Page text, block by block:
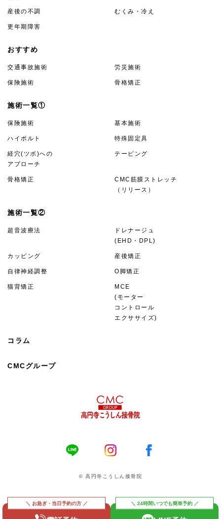
産後の不調 むくみ・冷え
更年期障害
おすすめ
交通事故施術 労災施術
保険施術 骨格矯正
施術一覧①
保険施術 基本施術
ハイボルト 特殊固定具
経穴(ツボ)への
アプローチ
テーピング
骨格矯正
CMC筋膜ストレッチ
（リリース）
施術一覧②
超音波療法
ドレナージュ
(EHD・DPL)
カッピング 産後矯正
自律神経調整 O脚矯正
猫背矯正
MCE
(モーター
コントロール
エクササイズ)
コラム
CMCグループ
© 高円寺こうしん接骨院